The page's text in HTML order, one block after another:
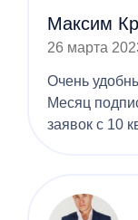
Максим
26 марта
Очень
Месяц
заявок с 10